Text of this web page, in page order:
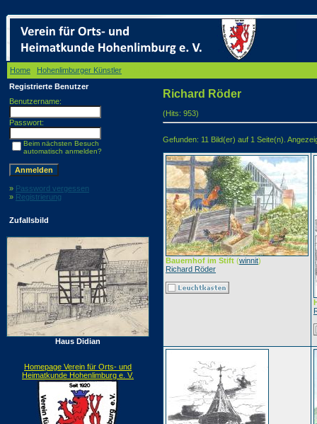
Home Hohenlimburger Künstler
Registrierte Benutzer
Benutzername:
Passwort:
Beim nächsten Besuch
automatisch anmelden?
» Password vergessen
» Registrierung
Zufallsbild
Haus Didian
Homepage Verein für Orts- und
Heimatkunde Hohenlimburg e. V.
Richard Röder
(Hits: 953)
Gefunden: 11 Bild(er) auf 1 Seite(n).
Bauernhof im Stift (winnit)
Richard Röder